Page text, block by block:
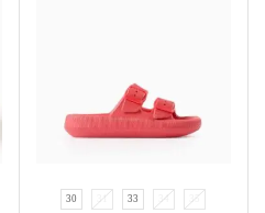
30 33